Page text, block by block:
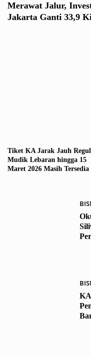
Merawat Jalur,
Jakarta Ganti 33,9
Tiket KA Jarak Jauh
Mudik Lebaran hingga 15
Maret 2026 Masih Tersedia